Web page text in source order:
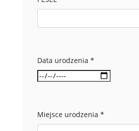
Data urodzenia *
Miejsce urodzenia *